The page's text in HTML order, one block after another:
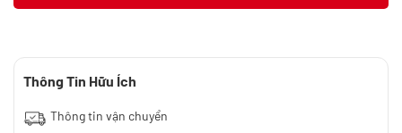
Thông Tin Hữu Ích
Thông tin vận chuyển